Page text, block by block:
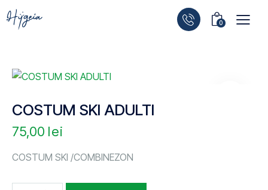
0
COSTUM SKI ADULTI
75,00 lei
COSTUM SKI /COMBINEZON